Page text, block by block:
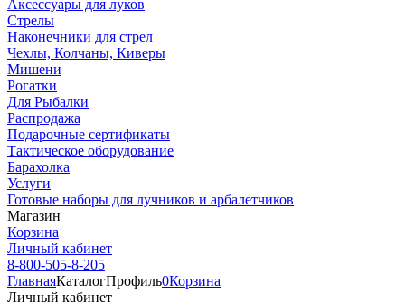
Аксессуары для луков
Стрелы
Наконечники для стрел
Чехлы, Колчаны, Киверы
Мишени
Рогатки
Для Рыбалки
Распродажа
Подарочные сертификаты
Тактическое оборудование
Барахолка
Услуги
Готовые наборы для лучников и арбалетчиков
Магазин
Корзина
Личный кабинет
8-800-505-8-205
ГлавнаяКаталогПрофиль0Корзина
Личный кабинет